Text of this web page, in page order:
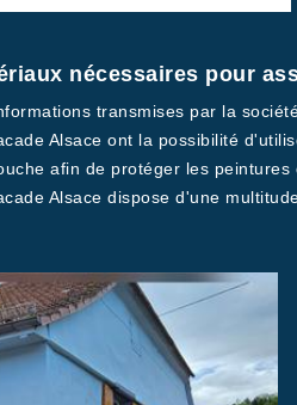
nécessaires pour
transmises par la
Alsace ont la possibilité
afin de protéger les
Alsace dispose d'une